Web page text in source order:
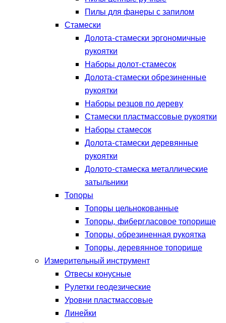
Пилы для фанеры с запилом
Стамески
Долота-стамески эргономичные
рукоятки
Наборы долот-стамесок
Долота-стамески обрезиненные
рукоятки
Наборы резцов по дереву
Стамески пластмассовые рукоятки
Наборы стамесок
Долота-стамески деревянные
рукоятки
Долото-стамеска металлические
затыльники
Топоры
Топоры цельнокованные
Топоры, фибергласовое топорище
Топоры, обрезиненная рукоятка
Топоры, деревянное топорище
Измерительный инструмент
Отвесы конусные
Рулетки геодезические
Уровни пластмассовые
Линейки